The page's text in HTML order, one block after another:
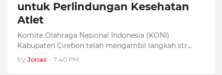
untuk Perlindungan Kesehatan
Atlet
Komite Olahraga Nasional Indonesia (KONI)
Kabupaten Cirebon telah mengambil langkah str…
by Jonas - 7:40 PM